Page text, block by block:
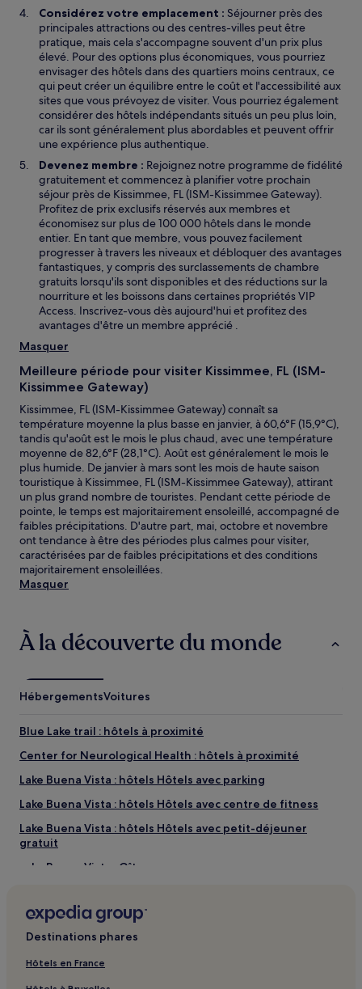
Considérez votre emplacement : Séjourner près des
principales attractions ou des centres-villes peut être
pratique, mais cela s'accompagne souvent d'un prix plus
élevé. Pour des options plus économiques, vous pourriez
envisager des hôtels dans des quartiers moins centraux, ce
qui peut créer un équilibre entre le coût et l'accessibilité aux
sites que vous prévoyez de visiter. Vous pourriez également
considérer des hôtels indépendants situés un peu plus loin,
car ils sont généralement plus abordables et peuvent offrir
une expérience plus authentique.
Devenez membre : Rejoignez notre programme de fidélité
gratuitement et commencez à planifier votre prochain
séjour près de Kissimmee, FL (ISM-Kissimmee Gateway).
Profitez de prix exclusifs réservés aux membres et
économisez sur plus de 100 000 hôtels dans le monde
entier. En tant que membre, vous pouvez facilement
progresser à travers les niveaux et débloquer des avantages
fantastiques, y compris des surclassements de chambre
gratuits lorsqu'ils sont disponibles et des réductions sur la
nourriture et les boissons dans certaines propriétés VIP
Access. Inscrivez-vous dès aujourd'hui et profitez des
avantages d'être un membre apprécié .
Masquer
Meilleure période pour visiter Kissimmee, FL (ISM-
Kissimmee Gateway)
Kissimmee, FL (ISM-Kissimmee Gateway) connaît sa
température moyenne la plus basse en janvier, à 60,6°F (15,9°C),
tandis qu'août est le mois le plus chaud, avec une température
moyenne de 82,6°F (28,1°C). Août est généralement le mois le
plus humide. De janvier à mars sont les mois de haute saison
touristique à Kissimmee, FL (ISM-Kissimmee Gateway), attirant
un plus grand nombre de touristes. Pendant cette période de
pointe, le temps est majoritairement ensoleillé, accompagné de
faibles précipitations. D'autre part, mai, octobre et novembre
ont tendance à être des périodes plus calmes pour visiter,
caractérisées par de faibles précipitations et des conditions
majoritairement ensoleillées.
Masquer
À la découverte du monde
HébergementsVoitures
Blue Lake trail : hôtels à proximité
Center for Neurological Health : hôtels à proximité
Lake Buena Vista : hôtels Hôtels avec parking
Lake Buena Vista : hôtels Hôtels avec centre de fitness
Lake Buena Vista : hôtels Hôtels avec petit-déjeuner
gratuit
Lake Buena Vista : Gîtes
Lake Buena Vista : Maison d’hôtes
Lake Buena Vista : hôtels 3 étoiles
Lake Buena Vista : hôtels 5 étoiles
Destinations phares
Hôtels en France